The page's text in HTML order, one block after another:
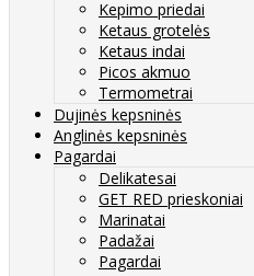
Kepimo priedai
Ketaus grotelės
Ketaus indai
Picos akmuo
Termometrai
Dujinės kepsninės
Anglinės kepsninės
Pagardai
Delikatesai
GET RED prieskoniai
Marinatai
Padažai
Pagardai